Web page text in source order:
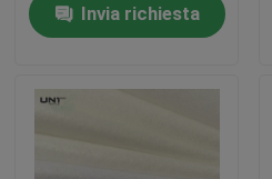
Casa.
Prodotti
Invia richiesta